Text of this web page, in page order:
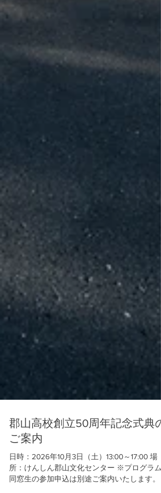
郡山高校創立50周年記念式典の
ご案内
日時：2026年10月3日（土）13:00～17:00 場
所：けんしん郡山文化センター ※プログラム